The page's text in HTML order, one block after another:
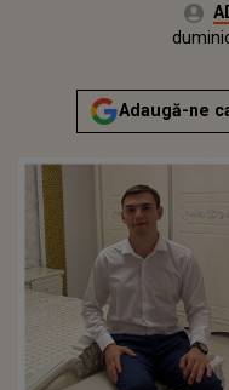
sâmbătă, 30 martie 2024
Adaugă-ne